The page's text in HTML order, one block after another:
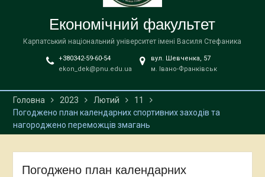
Економічний факультет
Карпатський національний університет імені Василя Стефаника
+380342-59-60-54
ekon_dek@pnu.edu.ua
вул. Шевченка, 57
м. Івано-Франківськ
Головна 2023 Лютий
11
Погоджено план календарних спортивних заходів та
нагороджено переможців змагань
Погоджено план календарних